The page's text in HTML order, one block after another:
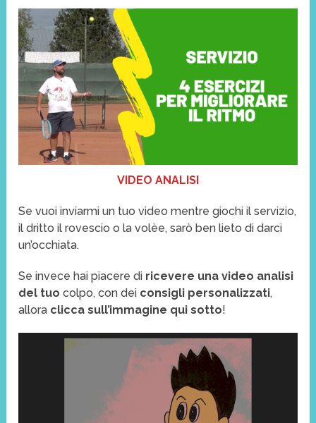
VIDEO ANALISI
Se vuoi inviarmi un tuo video mentre giochi il servizio,
il dritto il rovescio o la volèe, sarò ben lieto di darci
un’occhiata.
Se invece hai piacere di ricevere una video analisi
del tuocolpo, con dei consigli personalizzati,
allora clicca sull’immagine qui sotto!